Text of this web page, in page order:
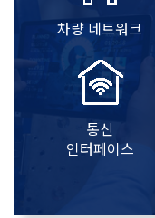
차량 네트워크
통신
인터페이스